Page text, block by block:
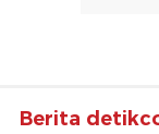
Berita